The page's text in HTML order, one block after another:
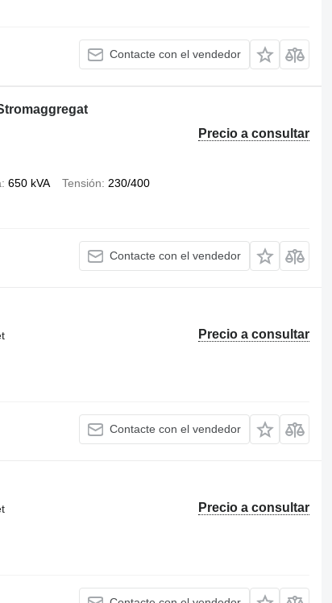
Contacte con el vendedor
Precio a consultar
650 kVA Tensión 230/400
Contacte con el vendedor
Precio a consultar
Contacte con el vendedor
Precio a consultar